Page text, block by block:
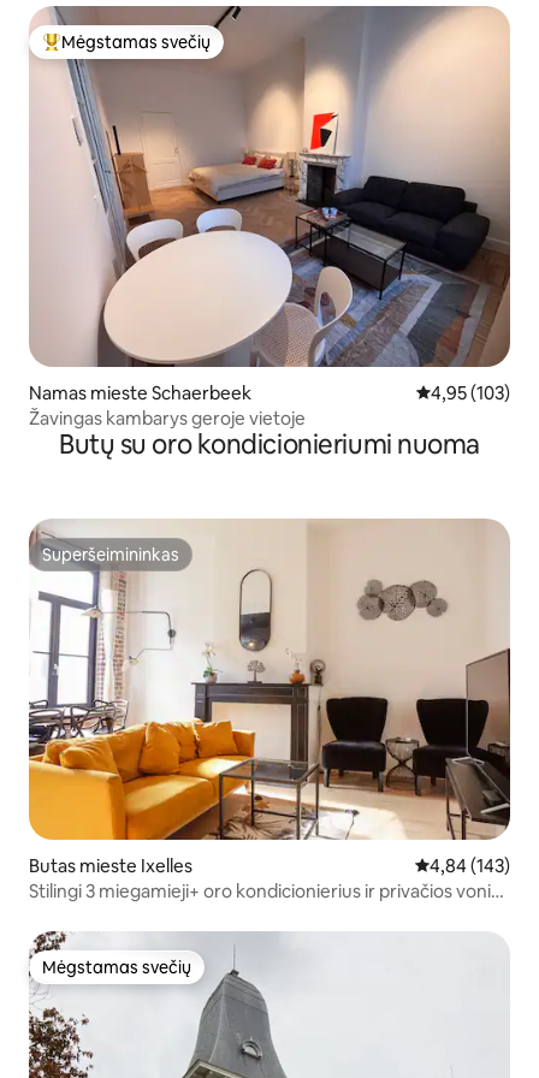
Svečių mėgstamiausias
Mėgstamas svečių
Namas mieste Schaerbeek Vidutinis
4,95 (103)
Žavingas kambarys geroje vietoje
Butų su oro kondicionieriumi nuoma
Superšeimininkas
Superšeimininkas
Butas mieste Ixelles Vidutinis
4,84 (143)
Stilingi 3 miegamieji+ oro kondicionierius ir privačios vonios
Mėgstamas svečių
Mėgstamas svečių